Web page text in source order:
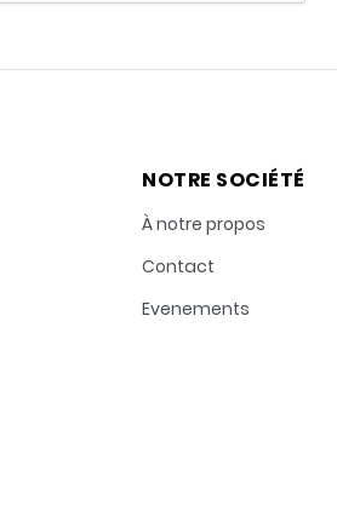
NOTRE SOCIÉTÉ
À notre propos
Contact
Evenements